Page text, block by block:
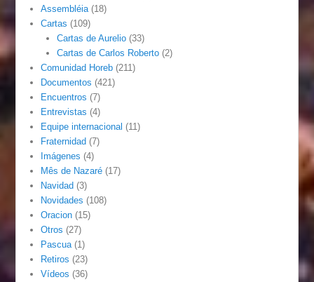
Assembléia(18)
Cartas (109)
Cartas de Aurelio(33)
Cartas de Carlos Roberto(2)
Comunidad Horeb (211)
Documentos (421)
Encuentros (7)
Entrevistas (4)
Equipe internacional (11)
Fraternidad (7)
Imágenes (4)
Mês de Nazaré (17)
Navidad (3)
Novidades (108)
Oracion (15)
Otros (27)
Pascua(1)
Retiros (23)
Vídeos (36)